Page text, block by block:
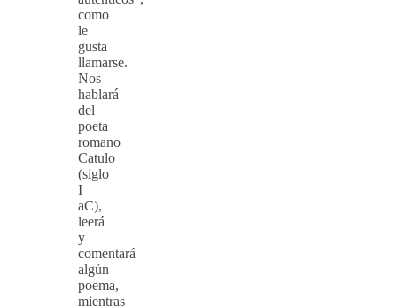
como
le
gusta
llamarse.
Nos
hablará
del
poeta
romano
Catulo
(siglo
I
aC),
leerá
y
comentará
algún
poema,
mientras